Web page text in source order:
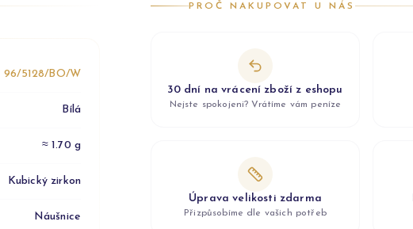
96/5128/BO/W
Bílá
≈ 1.70 g
Kubický zirkon
Náušnice
PROČ NAKUPOVAT U NÁS
30 dní na vrácení zboží z eshopu
Nejste spokojeni? Vrátíme vám peníze
Úprava velikosti zdarma
Přizpůsobíme dle vašich potřeb